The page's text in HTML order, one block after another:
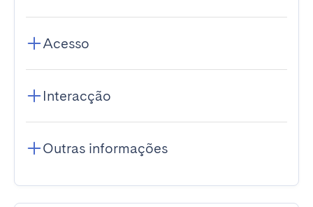
Acesso
Interacção
Outras informações